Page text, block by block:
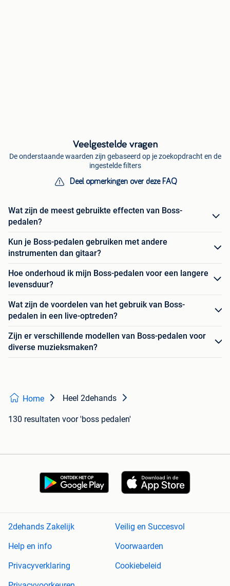
Veelgestelde vragen
De onderstaande waarden zijn gebaseerd op je zoekopdracht en de
ingestelde filters
Deel opmerkingen over deze FAQ
Wat zijn de meest gebruikte effecten van Boss-
pedalen?
Kun je Boss-pedalen gebruiken met andere
instrumenten dan gitaar?
Hoe onderhoud ik mijn Boss-pedalen voor een langere
levensduur?
Wat zijn de voordelen van het gebruik van Boss-
pedalen in een live-optreden?
Zijn er verschillende modellen van Boss-pedalen voor
diverse muzieksmaken?
Home Heel 2dehands
130 resultaten voor 'boss pedalen'
2dehands Zakelijk
Veilig en Succesvol
Help en info
Voorwaarden
Privacyverklaring
Cookiebeleid